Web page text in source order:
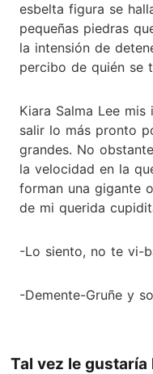
esbelta figura se
pequeñas piedras
la intensión de
percibo de quién se
Kiara Salma Lee
salir lo más pronto
grandes. No
la velocidad en la
forman una gigante
de mi querida
-Lo siento, no te vi-
-Demente-Gruñe y
Tal vez le gustaría